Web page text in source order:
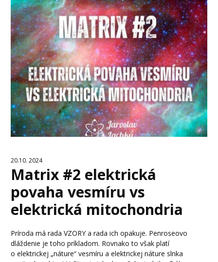
20.10. 2024
Matrix #2 elektrická
povaha vesmíru vs
elektrická mitochondria
Príroda má rada VZORY a rada ich opakuje. Penroseovo
dláždenie je toho príkladom. Rovnako to však platí
o elektrickej „náture“ vesmíru a elektrickej náture slnka